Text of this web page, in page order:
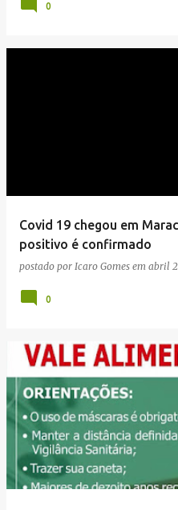
0
Covid 19 chegou em
positivo é confirmado
postado por Icaro Gomes em abril
0